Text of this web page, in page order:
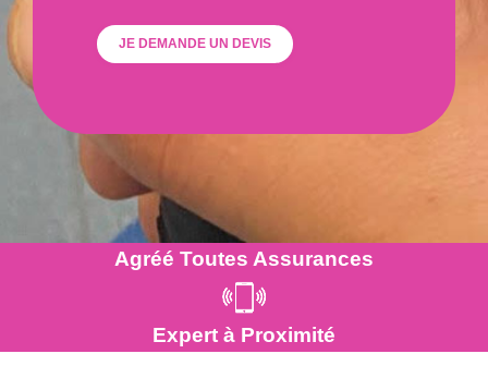
Agréé Toutes Assurances
Expert à Proximité